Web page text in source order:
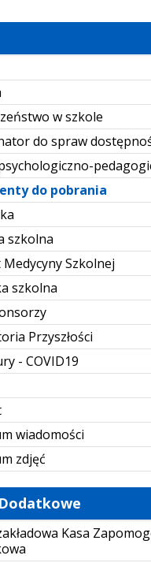
w szkole
do spraw
do pobrania
szkolna
Szkolnej
szkolna
Przyszłości
- COVID19
wiadomości
zdjęć
Kasa